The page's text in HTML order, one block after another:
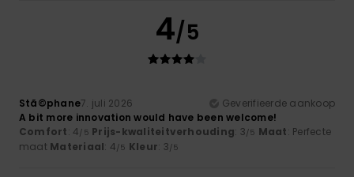
4/5
Stã©phane7. juli 2026
Geverifieerde aankoop
A bit more innovation would have been welcome!
Comfort: 4/5 Prijs-kwaliteitverhouding: 3/5 Maat: Perfecte
maat Materiaal: 4/5 Kleur: 3/5